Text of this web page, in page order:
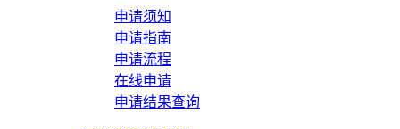
申请须知
申请指南
申请流程
在线申请
申请结果查询